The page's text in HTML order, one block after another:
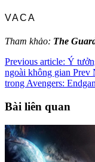
VACA
Tham khảo: The
Previous article: Ý
ngoài không gian Prev
trong Avengers:
Bài liên quan